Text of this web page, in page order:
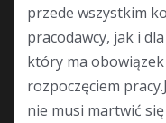
przede wszystkim
pracodawcy, jak i
który ma
rozpoczęciem
nie musi martwić